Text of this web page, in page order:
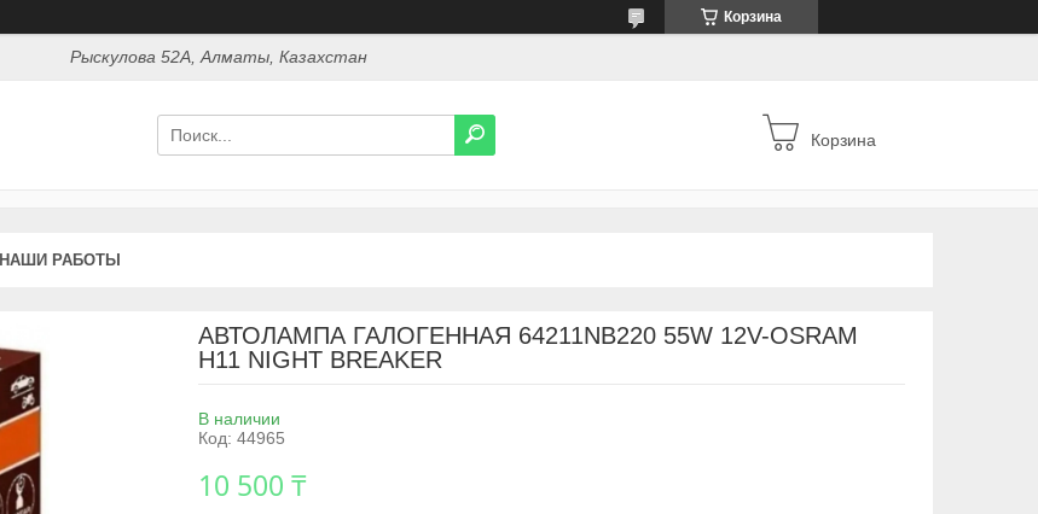
Корзина
Рыскулова 52А, Алматы, Казахстан
Корзина
НАШИ РАБОТЫ
АВТОЛАМПА ГАЛОГЕННАЯ 64211NB220 55W 12V-OSRAM
H11 NIGHT BREAKER
В наличии
Код: 44965
10 500 ₸